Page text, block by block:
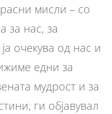
мисли – со
за нас, за
очекува од нас и
едни за
мудрост и за
ги објавувал